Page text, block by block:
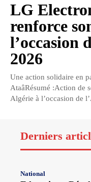
LG
renforce
l’occasion
2026
Une action solidaire en
AtaâRésumé :Action de
Algérie à l’occasion de
Derniers
National